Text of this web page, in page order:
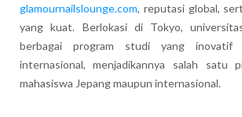
glamournailslounge.com, reputasi global,
yang kuat. Berlokasi di Tokyo,
berbagai program studi yang inovatif
internasional, menjadikannya salah satu
mahasiswa Jepang maupun internasional.